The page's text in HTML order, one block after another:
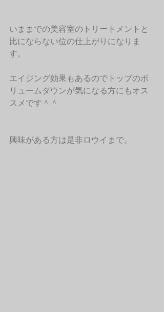
いままでの美容室のトリートメントと
比にならない位の仕上がりになりま
す。
エイジング効果もあるのでトップのボ
リュームダウンが気になる方にもオス
スメです＾＾
興味がある方は是非ロウイまで。